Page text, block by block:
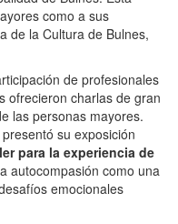
como a sus
de la Cultura de Bulnes,
de profesionales
ofrecieron charlas de gran
las personas mayores.
su exposición
para la experiencia de
autocompasión como una
emocionales